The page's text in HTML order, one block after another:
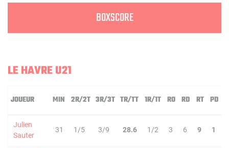
BOXSCORE
LE HAVRE U21
JOUEUR MIN 2R/2T 3R/3T TR/TT 1R/1T RO RD RT PD
Julien
Sauter
31 1/5 3/9 28.6 1/2 3 6 9 1